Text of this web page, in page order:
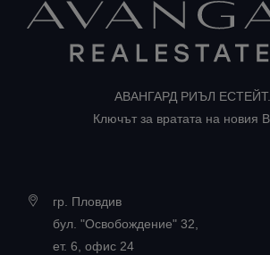
АВАНГАРД РИЪЛ
Ключът за вратата на новия
гр. Пловдив
бул. "Освобождение" 32,
ет. 6, офис 24